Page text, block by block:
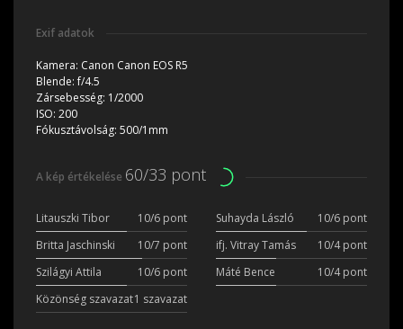
Exif adatok
Kamera: Canon Canon EOS R5
Blende:f/4.5
Zársebesség: 1/2000
ISO: 200
Fókusztávolság: 500/1mm
A kép értékelése 60/33 pont
Litauszki Tibor 10/6 pont Suhayda László
10/6 pont
Britta Jaschinski
10/7 pont ifj. Vitray Tamás
10/4 pont
Szilágyi Attila
10/6 pont Máté Bence
10/4 pont
Közönség szavazat1 szavazat